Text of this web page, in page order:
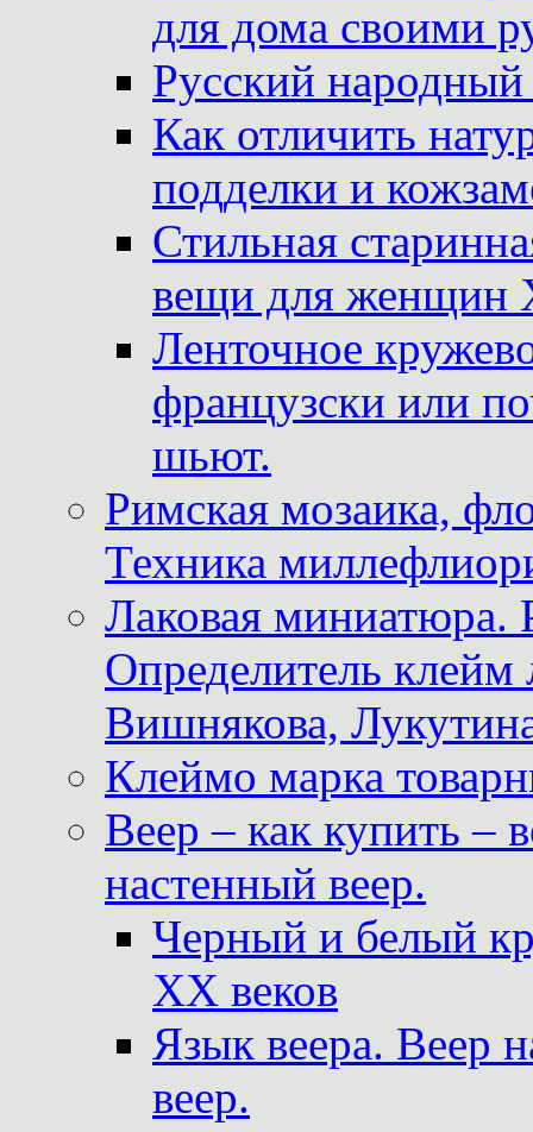
для дома своими
Русский
Как отличить
подделки и
Стильная
вещи для женщин
Ленточное
французски или
шьют.
Римская мозаика,
Техника
Лаковая миниатюра.
Определитель
Вишнякова,
Клеймо марка
Веер – как купить –
настенный веер.
Черный и белый
XX веков
Язык веера. Веер
веер.